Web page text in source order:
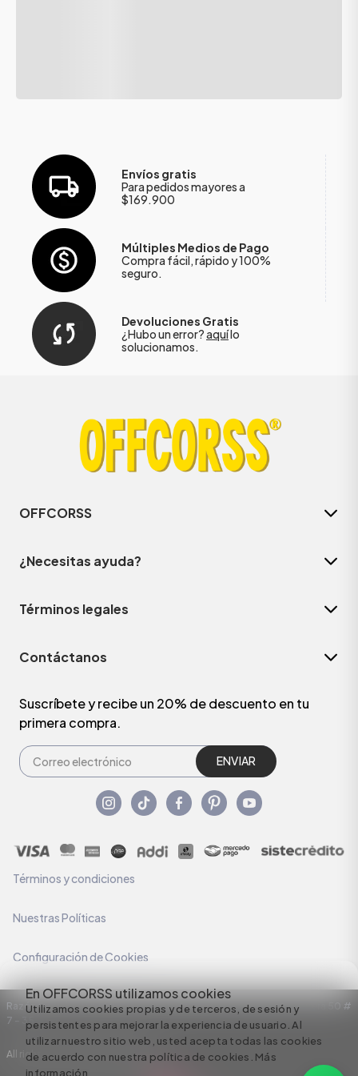
En OFFCORSS utilizamos cookies
Utilizamos cookies propias y de terceros, de sesión y
persistentes para mejorar la experiencia de usuario. Al
utilizar nuestro sitio web, usted acepta todas las cookies
de acuerdo con nuestra política de cookies. Más
información
Envíos gratis
Para pedidos mayores a
$169.900
Múltiples Medios de Pago
Compra fácil, rápido y 100%
seguro.
Devoluciones Gratis
¿Hubo un error?aquílo
solucionamos.
OFFCORSS
¿Necesitas ayuda?
Términos legales
Contáctanos
Suscríbete y recibe un 20% de descuento en tu
primera compra.
ENVIAR
Términos y condiciones
Nuestras Políticas
Configuración de Cookies
Razón Social: C.I HERMECO S.A. NIT: 890924167-6 Dirección: Carrera 50 #
7 – 35
All rights reserved empowered by